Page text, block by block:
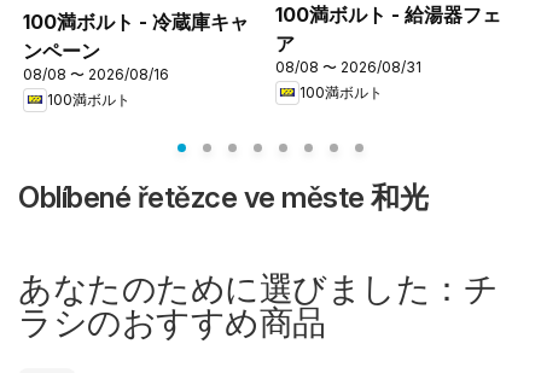
100満ボルト - 冷蔵庫キャ
ンペーン
08/08 〜 2026/08/16
100満ボルト
100満ボルト - 給湯器フェ
ア
08/08 〜 2026/08/31
100満ボルト
Oblíbené řetězce ve měste 和光
あなたのために選びました：チ
ラシのおすすめ商品